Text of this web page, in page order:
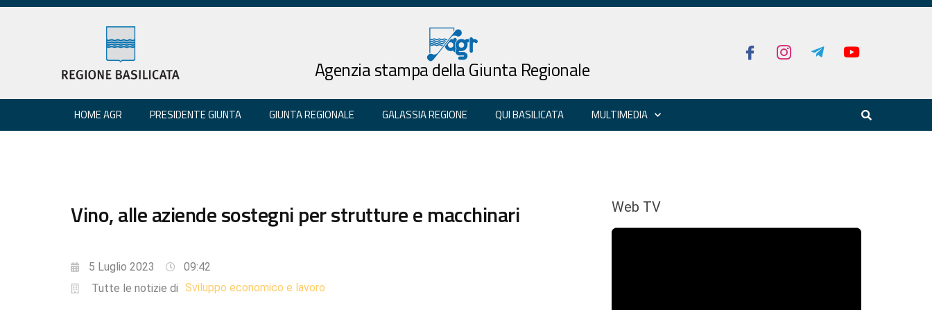
Agenzia stampa della Giunta Regionale
HOME AGR PRESIDENTE GIUNTA GIUNTA REGIONALE GALASSIA REGIONE QUI BASILICATA MULTIMEDIA
Vino, alle aziende sostegni per strutture e macchinari
5 Luglio 2023
09:42
Tutte le notizie di Sviluppo economico e lavoro
Web TV